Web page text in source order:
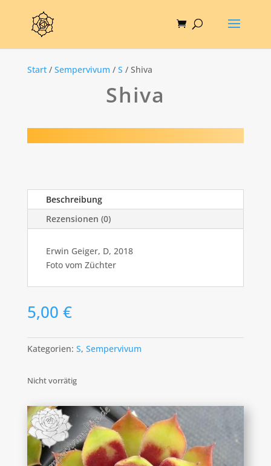
Start/ Sempervivum / S / Shiva
Shiva
Beschreibung
Rezensionen (0)
Erwin Geiger, D, 2018
Foto vom Züchter
5,00 €
Kategorien: S, Sempervivum
Nicht vorrätig